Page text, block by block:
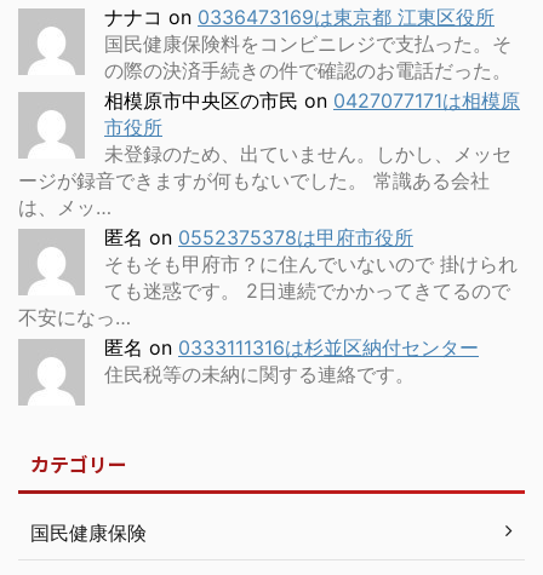
ナナコ on 0336473169は東京都 江東区役所
国民健康保険料をコンビニレジで支払った。そ
の際の決済手続きの件で確認のお電話だった。
相模原市中央区の市民 on 0427077171は相模原
市役所
未登録のため、出ていません。しかし、メッセ
ージが録音できますが何もないでした。 常識ある会社
は、メッ…
匿名 on 0552375378は甲府市役所
そもそも甲府市？に住んでいないので 掛けられ
ても迷惑です。 2日連続でかかってきてるので
不安になっ…
匿名 on 0333111316は杉並区納付センター
住民税等の未納に関する連絡です。
カテゴリー
国民健康保険